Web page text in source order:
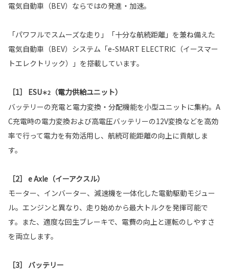
電気自動車（BEV）ならではの発進・加速。
「パワフルでスムーズな走り」「十分な航続距離」を兼ね備えた
電気自動車（BEV）システム「e-SMART ELECTRIC（イースマー
トエレクトリック）」を搭載しています。
［1］ ESU＊2
（電力供給ユニット）
バッテリーの充電と電力変換・分配機能を小型ユニットに集約。A
C充電時の電力変換および高電圧バッテリーの12V変換などを高効
率で行って電力を有効活用し、航続可能距離の向上に貢献しま
す。
［2］ e Axle（イーアクスル）
モーター、インバーター、減速機を一体化した電動駆動モジュー
ル。エンジンと異なり、走り始めから最大トルクを発揮可能で
す。また、適度な回生ブレーキで、電費の向上と運転のしやすさ
を両立します。
［3］ バッテリー